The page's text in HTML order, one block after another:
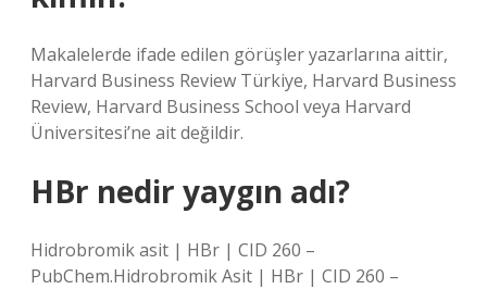
Makalelerde ifade edilen görüşler yazarlarına aittir,
Harvard Business Review Türkiye, Harvard Business
Review, Harvard Business School veya Harvard
Üniversitesi’ne ait değildir.
HBr nedir yaygın adı?
Hidrobromik asit | HBr | CID 260 –
PubChem.Hidrobromik Asit | HBr | CID 260 –